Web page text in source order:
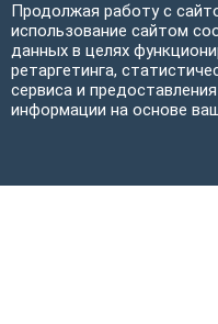
Продолжая работу с
использование сайтом
данных в целях
ретаргетинга,
сервиса и
информации на основе